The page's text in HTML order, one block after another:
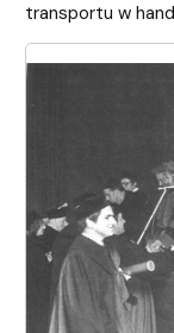
transportu w